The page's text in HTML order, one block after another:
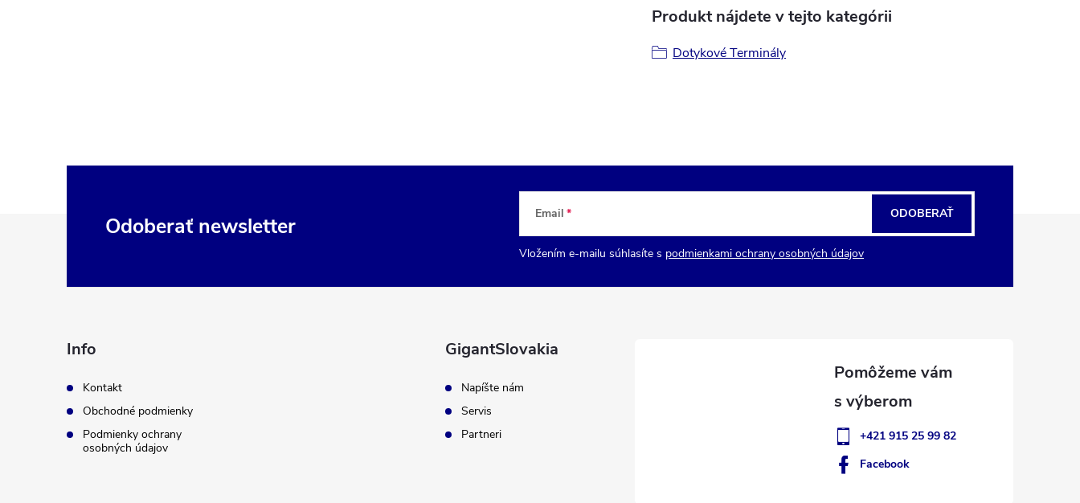
Produkt nájdete v tejto kategórii
Dotykové Terminály
Odoberať newsletter Email
Vložením e-mailu súhlasíte s podmienkami ochrany osobných údajov
ODOBERAŤ
Info
Kontakt
Obchodné podmienky
Podmienky ochrany
osobných údajov
GigantSlovakia
Napíšte nám
Servis
Partneri
+421 915 25 99 82
Facebook